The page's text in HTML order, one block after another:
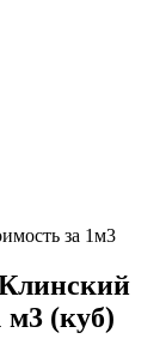
за 1м3
м3 (куб)